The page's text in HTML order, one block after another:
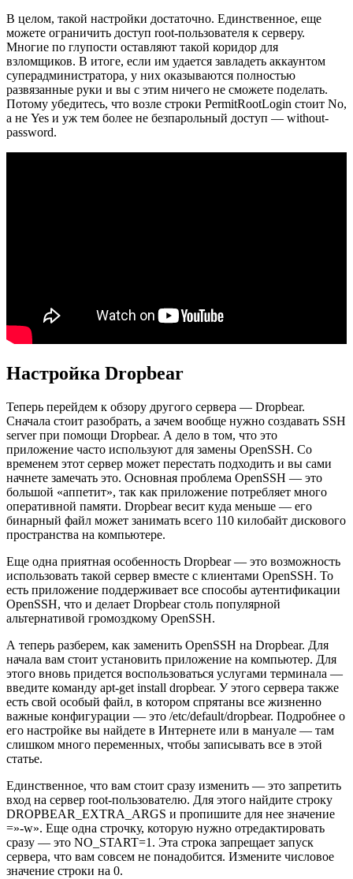
В целом, такой настройки достаточно. Единственное, еще
можете ограничить доступ root-пользователя к серверу.
Многие по глупости оставляют такой коридор для
взломщиков. В итоге, если им удается завладеть аккаунтом
суперадминистратора, у них оказываются полностью
развязанные руки и вы с этим ничего не сможете поделать.
Потому убедитесь, что возле строки PermitRootLogin стоит No,
а не Yes и уж тем более не безпарольный доступ — without-
password.
Настройка Dropbear
Теперь перейдем к обзору другого сервера — Dropbear.
Сначала стоит разобрать, а зачем вообще нужно создавать SSH
server при помощи Dropbear. А дело в том, что это
приложение часто используют для замены OpenSSH. Со
временем этот сервер может перестать подходить и вы сами
начнете замечать это. Основная проблема OpenSSH — это
большой «аппетит», так как приложение потребляет много
оперативной памяти. Dropbear весит куда меньше — его
бинарный файл может занимать всего 110 килобайт дискового
пространства на компьютере.
Еще одна приятная особенность Dropbear — это возможность
использовать такой сервер вместе с клиентами OpenSSH. То
есть приложение поддерживает все способы аутентификации
OpenSSH, что и делает Dropbear столь популярной
альтернативой громоздкому OpenSSH.
А теперь разберем, как заменить OpenSSH на Dropbear. Для
начала вам стоит установить приложение на компьютер. Для
этого вновь придется воспользоваться услугами терминала —
введите команду apt-get install dropbear. У этого сервера также
есть свой особый файл, в котором спрятаны все жизненно
важные конфигурации — это /etc/default/dropbear. Подробнее о
его настройке вы найдете в Интернете или в мануале — там
слишком много переменных, чтобы записывать все в этой
статье.
Единственное, что вам стоит сразу изменить — это запретить
вход на сервер root-пользователю. Для этого найдите строку
DROPBEAR_EXTRA_ARGS и пропишите для нее значение
=»-w». Еще одна строчку, которую нужно отредактировать
сразу — это NO_START=1. Эта строка запрещает запуск
сервера, что вам совсем не понадобится. Измените числовое
значение строки на 0.